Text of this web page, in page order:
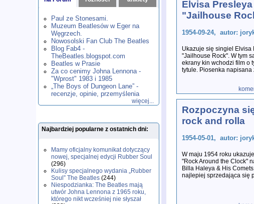
,1982,1983 ,1984,
1985, 1986,1987,1988
1990,1991 ,1992,1993 ,1994,
1995,1996, 1999
2000,2001,2002 ,2003,2004,
2005,2006, 2007
2010,2011,2012,2013,2014
2015,2016, 2017,
2020,2021,2022,2023,2024 ,
2025,2026
Paul ze Stonesami.
Muzeum Beatlesów w Eger na
Węgrzech.
Nowosolski Fan Club The Beatles
Blog Fab4 -
TheBeatles.blogspot.com
Beatles w Prasie
Za co cenimy Johna Lennona -
"Wprost" 1983 i 1985
„The Boys of Dungeon Lane” -
recenzje, opinie, przemyślenia
więcej...
Najbardziej popularne z ostatnich dni:
Mamy oficjalny komunikat dotyczący
nowej, specjalnej edycji Rubber Soul
(296)
Kulisy specjalnego wydania „Rubber
Soul” The Beatles (244)
Niespodzianka: The Beatles mają
utwór Johna Lennona z 1965 roku,
którego nikt wcześniej nie słyszał
Elvisa Presleya
"Jailhouse
1954-09-24, autor:
Ukazuje się singiel Elvisa
"Jailhouse Rock". W tym
ekrany kin wchodzi film o
tytule. Piosenka napisana
Rozpoczyna
rock and rolla
1954-05-01, autor:
W maju 1954 roku
"Rock Around the Clock"
Billa Haleya & His
najlepiej sprzedająca się